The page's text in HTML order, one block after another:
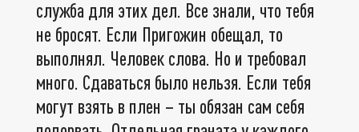
служба для этих дел. Все знали, что тебя
не бросят. Если Пригожин обещал, то
выполнял. Человек слова. Но и требовал
много. Сдаваться было нельзя. Если тебя
могут взять в плен – ты обязан сам себя